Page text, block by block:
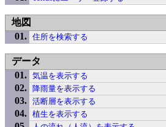
地図
住所を検索する
データ
気温を表示する
降雨量を表示する
活断層を表示する
植生を表示する